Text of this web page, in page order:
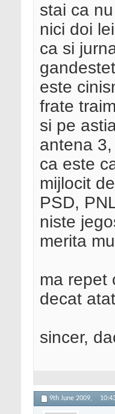
stai ca
nici doi
ca si
este
frate
si pe
antena
ca este
mijlocit
PSD,
niste
merita
ma repet
decat
sincer,
9th June 2009,